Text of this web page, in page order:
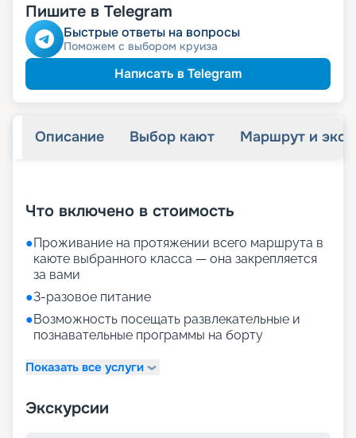
Пишите в Telegram
Быстрые ответы на вопросы
Поможем с выбором круиза
Написать в Telegram
Описание Выбор кают Маршрут и
Что включено в стоимость
●Проживание на протяжении всего маршрута в
каюте выбранного класса — она закрепляется
за вами
●3-разовое питание
●Возможность посещать развлекательные и
познавательные программы на борту
Показать все услуги
Экскурсии